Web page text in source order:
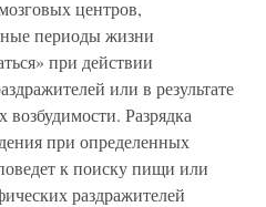
центров,
периоды жизни
при действии
или в результате
Разрядка
при определенных
к поиску пищи или
раздражителей